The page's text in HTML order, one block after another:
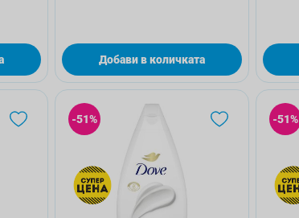
Добави в количката
-51% -51%